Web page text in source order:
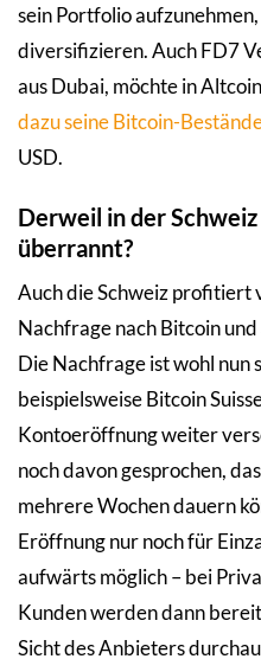
sein Portfolio
diversifizieren. Auch FD7
aus Dubai, möchte in
dazu seine Bitcoin-
USD.
Derweil in der
überrannt?
Auch die Schweiz profitiert
Nachfrage nach Bitcoin
Die Nachfrage ist wohl nun
beispielsweise Bitcoin
Kontoeröffnung weiter
noch davon gesprochen,
mehrere Wochen dauern
Eröffnung nur noch für
aufwärts möglich – bei
Kunden werden dann
Sicht des Anbieters